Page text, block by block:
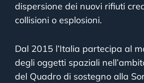
dispersione dei nuovi rifiuti
collisioni o esplosioni.
Dal 2015 l’Italia partecipa al
degli oggetti spaziali
del Quadro di sostegno alla